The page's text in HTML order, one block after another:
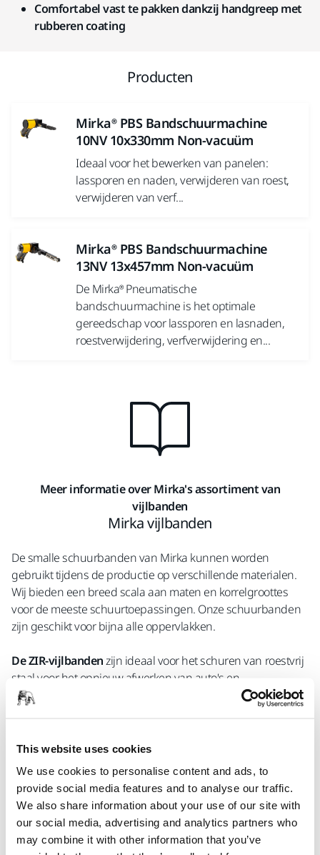
This website uses cookies
We use cookies to personalise content and ads, to
provide social media features and to analyse our traffic.
We also share information about your use of our site with
our social media, advertising and analytics partners who
may combine it with other information that you’ve
Comfortabel vast te pakken dankzij handgreep met
rubberen coating
Producten
Mirka® PBS Bandschuurmachine
10NV 10x330mm Non-vacuüm
Ideaal voor het bewerken van panelen:
lassporen en naden, verwijderen van roest,
verwijderen van verf...
Mirka® PBS Bandschuurmachine
13NV 13x457mm Non-vacuüm
De Mirka® Pneumatische
bandschuurmachine is het optimale
gereedschap voor lassporen en lasnaden,
roestverwijdering, verfverwijdering en...
Meer informatie over Mirka's assortiment van
vijlbanden
Mirka vijlbanden
De smalle schuurbanden van Mirka kunnen worden
gebruikt tijdens de productie op verschillende materialen.
Wij bieden een breed scala aan maten en korrelgroottes
voor de meeste schuurtoepassingen. Onze schuurbanden
zijn geschikt voor bijna alle oppervlakken.
De ZIR-vijlbandenzijn ideaal voor het schuren van roestvrij
staal voor het opnieuw afwerken van auto's en
metaalbewerking. De zirkoniumoxidekorrels bieden een
hoge verwijderingssnelheid, goede oppervlakteafwerking
De CER-vijlbanden
staan bekend om hun keramische
korrels en hebben een donkerrode kleur. CER-banden zijn
ideaal voor zware schuurtoepassingen en voor het opnieuw
afwerken van auto's en metaalbewerking. De zelfslijpende
keramische korrels bieden een hoge verwijderingssnelheid
bij lage en gemiddelde druk, gecombineerd met een lange